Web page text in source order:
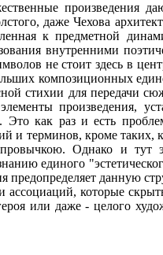
произведения
даже Чехова
к предметной
внутренними
не стоит здесь в
композиционных
стихии для передачи
произведения,
Это как раз и есть
и терминов, кроме таких,
провычкою. Однако и тут
единого
данную
ассоциаций, которые
или даже - целого